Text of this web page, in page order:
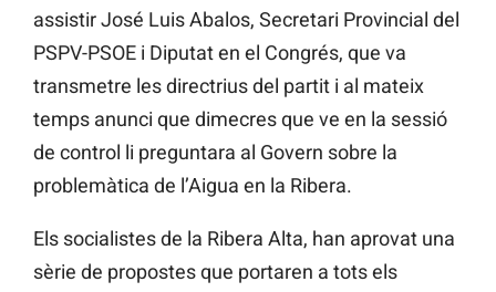
assistir José Luis Abalos, Secretari Provincial del
PSPV-PSOE i Diputat en el Congrés, que va
transmetre les directrius del partit i al mateix
temps anunci que dimecres que ve en la sessió
de control li preguntara al Govern sobre la
problemàtica de l’Aigua en la Ribera.
Els socialistes de la Ribera Alta, han aprovat una
sèrie de propostes que portaren a tots els